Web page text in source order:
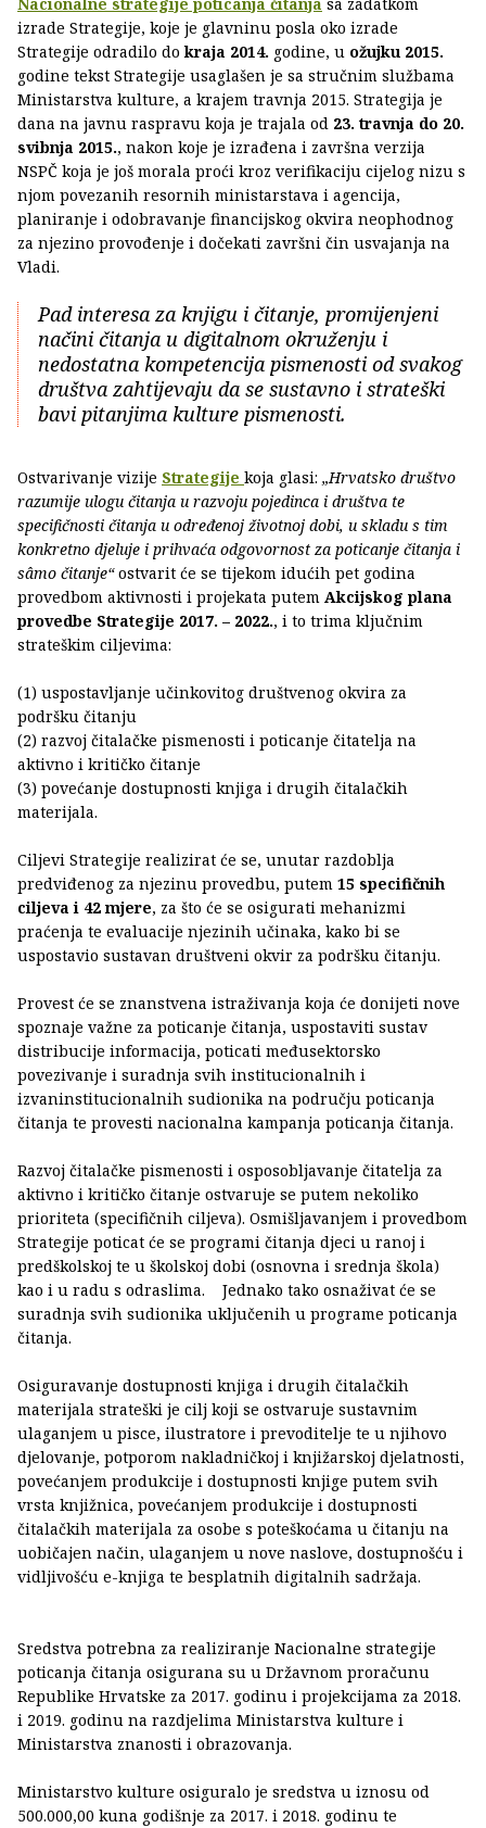
Nacionalne strategije poticanja čitanja sa zadatkom
izrade Strategije, koje je glavninu posla oko izrade
Strategije odradilo dokraja 2014. godine, u ožujku 2015.
godine tekst Strategije usaglašen je sa stručnim službama
Ministarstva kulture, a krajem travnja 2015. Strategija je
dana na javnu raspravu koja je trajala od 23. travnja do 20.
svibnja 2015., nakon koje je izrađena i završna verzija
NSPČ koja je još morala proći kroz verifikaciju cijelog nizu s
njom povezanih resornih ministarstava i agencija,
planiranje i odobravanje financijskog okvira neophodnog
za njezino provođenje i dočekati završni čin usvajanja na
Vladi.
Pad interesa za knjigu i čitanje, promijenjeni
načini čitanja u digitalnom okruženju i
nedostatna kompetencija pismenosti od svakog
društva zahtijevaju da se sustavno i strateški
bavi pitanjima kulture pismenosti.
Ostvarivanje vizije Strategije koja glasi: „Hrvatsko društvo
razumije ulogu čitanja u razvoju pojedinca i društva te
specifičnosti čitanja u određenoj životnoj dobi, u skladu s tim
konkretno djeluje i prihvaća odgovornost za poticanje čitanja i
sâmo čitanje“ostvarit će se tijekom idućih pet godina
provedbom aktivnosti i projekata putem Akcijskog plana
provedbe Strategije 2017. – 2022., i to trima ključnim
strateškim ciljevima:
(1) uspostavljanje učinkovitog društvenog okvira za
podršku čitanju
(2) razvoj čitalačke pismenosti i poticanje čitatelja na
aktivno i kritičko čitanje
(3) povećanje dostupnosti knjiga i drugih čitalačkih
materijala.
Ciljevi Strategije realizirat će se, unutar razdoblja
predviđenog za njezinu provedbu, putem 15 specifičnih
ciljeva i 42 mjere, za što će se osigurati mehanizmi
praćenja te evaluacije njezinih učinaka, kako bi se
uspostavio sustavan društveni okvir za podršku čitanju.
Provest će se znanstvena istraživanja koja će donijeti nove
spoznaje važne za poticanje čitanja, uspostaviti sustav
distribucije informacija, poticati međusektorsko
povezivanje i suradnja svih institucionalnih i
izvaninstitucionalnih sudionika na području poticanja
čitanja te provesti nacionalna kampanja poticanja čitanja.
Razvoj čitalačke pismenosti i osposobljavanje čitatelja za
aktivno i kritičko čitanje ostvaruje se putem nekoliko
prioriteta (specifičnih ciljeva). Osmišljavanjem i provedbom
Strategije poticat će se programi čitanja djeci u ranoj i
predškolskoj te u školskoj dobi (osnovna i srednja škola)
kao i u radu s odraslima. Jednako tako osnaživat će se
suradnja svih sudionika uključenih u programe poticanja
čitanja.
Osiguravanje dostupnosti knjiga i drugih čitalačkih
materijala strateški je cilj koji se ostvaruje sustavnim
ulaganjem u pisce, ilustratore i prevoditelje te u njihovo
djelovanje, potporom nakladničkoj i knjižarskoj djelatnosti,
povećanjem produkcije i dostupnosti knjige putem svih
vrsta knjižnica, povećanjem produkcije i dostupnosti
čitalačkih materijala za osobe s poteškoćama u čitanju na
uobičajen način, ulaganjem u nove naslove, dostupnošću i
vidljivošću e-knjiga te besplatnih digitalnih sadržaja.
Sredstva potrebna za realiziranje Nacionalne strategije
poticanja čitanja osigurana su u Državnom proračunu
Republike Hrvatske za 2017. godinu i projekcijama za 2018.
i 2019. godinu na razdjelima Ministarstva kulture i
Ministarstva znanosti i obrazovanja.
Ministarstvo kulture osiguralo je sredstva u iznosu od
500.000,00 kuna godišnje za 2017. i 2018. godinu te